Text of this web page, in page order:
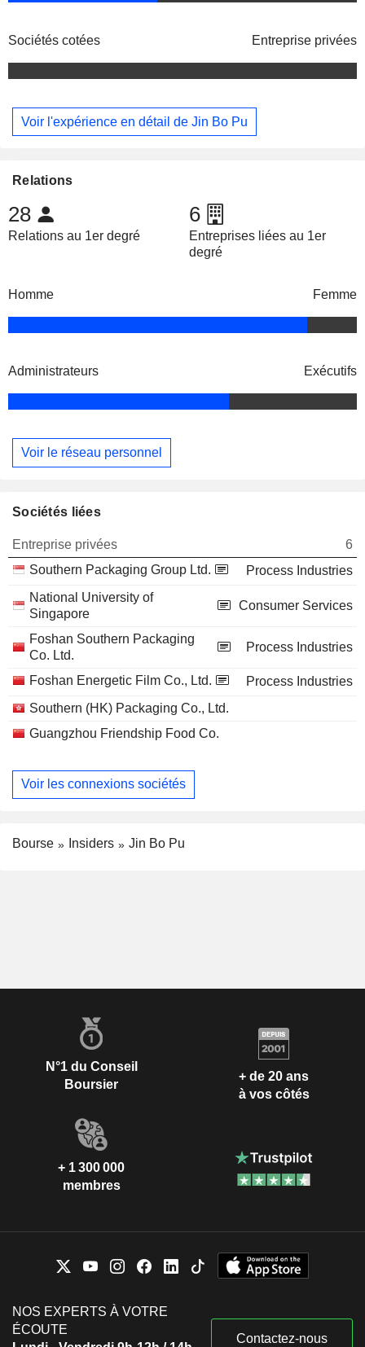
Sociétés cotées Entreprise privées
Voir l'expérience en détail de Jin Bo Pu
Relations
28
Relations au 1er degré
6
Entreprises liées au 1er
degré
Homme Femme
Administrateurs Exécutifs
Voir le réseau personnel
Sociétés liées
Entreprise privées
6
Southern Packaging Group Ltd.
Process Industries
National University of
Singapore
Consumer Services
Foshan Southern Packaging
Co. Ltd.
Process Industries
Foshan Energetic Film Co., Ltd.
Process Industries
Southern (HK) Packaging Co., Ltd.
Guangzhou Friendship Food Co.
Voir les connexions sociétés
Bourse Insiders Jin Bo Pu
N°1 du Conseil
Boursier
+ de 20 ans
à vos côtés
+ 1 300 000
membres
NOS EXPERTS À VOTRE
ÉCOUTE
Contactez-nous